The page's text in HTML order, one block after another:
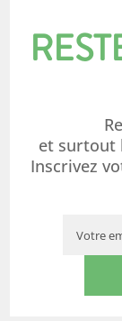
et surtout
Inscrivez